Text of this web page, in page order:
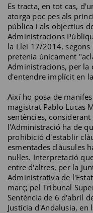
Es tracta, en tot cas,
atorga poc pes als
pública i als objectius
Administracions
la Llei 17/2014, segons
pretenia únicament
Administracions, per la
d'entendre implícit en
Així ho posa de
magistrat Pablo Lucas
sentències,
l'Administració ha de
prohibició d'establir
esmentades clàusules
nul·les. Interpretació
entre d'altres, per la
Administrativa de
març; pel Tribunal
Sentència de 6 d'abril
Justícia d'Andalusia,